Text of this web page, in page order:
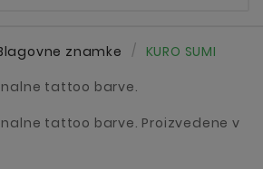
znamke
KURO SUMI
tattoo barve.
tattoo barve. Proizvedene v